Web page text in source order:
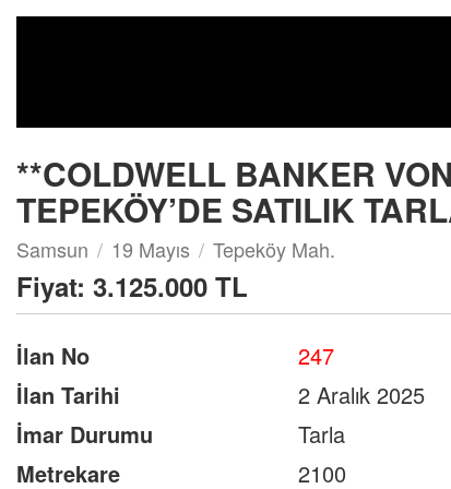
**COLDWELL BANKER
TEPEKÖY’DE SATILIK
Samsun 19 Mayıs Tepeköy Mah.
Fiyat: 3.125.000 TL
İlan No
247
İlan Tarihi
2 Aralık 2025
İmar Durumu
Tarla
Metrekare
2100